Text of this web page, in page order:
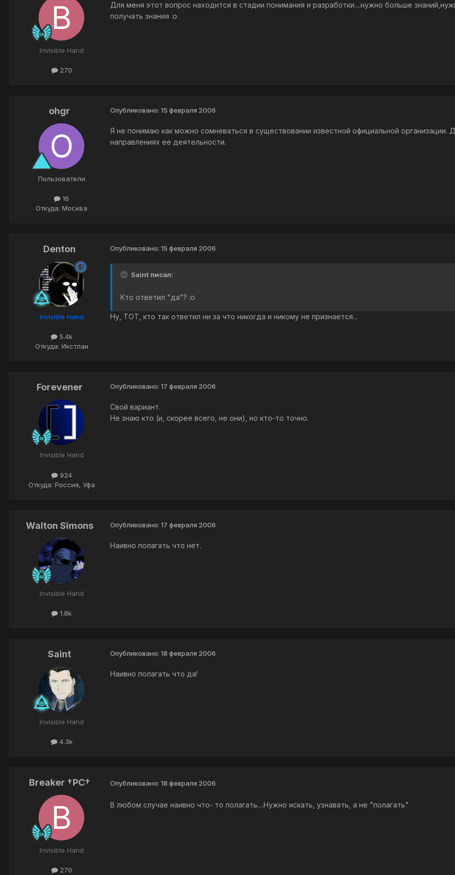
Invisible Hand
270
Для меня этот вопрос находится в стадии понимания и разработки....нужно больше
получать знания :o
ohgr
Пользователи
16
Откуда: Москва
Опубликовано: 15 февраля 2006
Я не понимаю как можно сомневаться в существовании известной официальной организации.
направлениях ее деятельности.
Denton
Invisible Hand
5.4k
Откуда: Икстлан
Опубликовано: 15 февраля 2006
Saint писал:
Кто ответил "да"? :o
Ну, ТОТ, кто так ответил ни за что никогда и никому не признается...
Forevener
Invisible Hand
924
Откуда: Россия, Уфа
Опубликовано: 17 февраля 2006
Свой вариант.
Не знаю кто (и, скорее всего, не они), но кто-то точно.
Walton Simons
Invisible Hand
1.8k
Опубликовано: 17 февраля 2006
Наивно полагать что нет.
Saint
Invisible Hand
4.3k
Опубликовано: 18 февраля 2006
Наивно полагать что да!
Breaker †PC†
Invisible Hand
270
Опубликовано: 18 февраля 2006
В любом случае наивно что- то полагать....Нужно искать, узнавать, а не "полагать"